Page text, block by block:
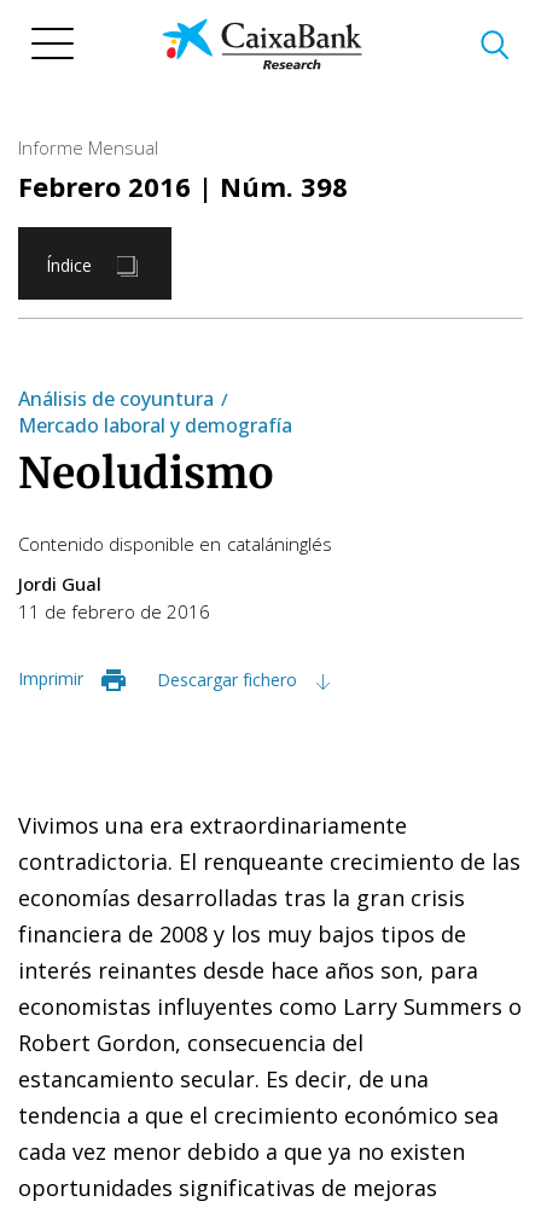
Informe Mensual
Febrero 2016 | Núm. 398
Índice
Análisis de coyuntura
Mercado laboral y demografía
Neoludismo
Contenido disponible en cataláninglés
Jordi Gual
11 de febrero de 2016
Imprimir Descargar fichero
Vivimos una era extraordinariamente
contradictoria. El renqueante crecimiento de las
economías desarrolladas tras la gran crisis
financiera de 2008 y los muy bajos tipos de
interés reinantes desde hace años son, para
economistas influyentes como Larry Summers o
Robert Gordon, consecuencia del
estancamiento secular. Es decir, de una
tendencia a que el crecimiento económico sea
cada vez menor debido a que ya no existen
oportunidades significativas de mejoras